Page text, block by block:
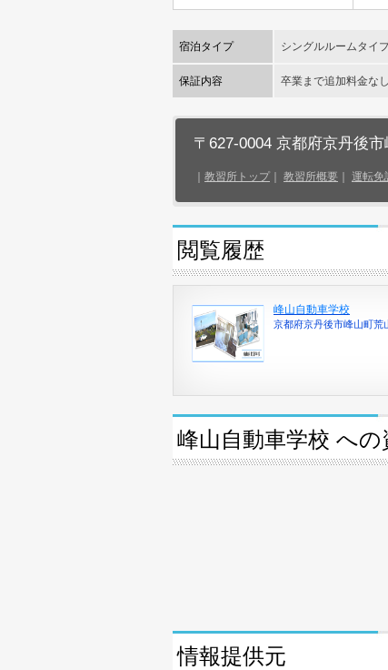
宿泊タイプ シングルルームタイ
保証内容 卒業まで追加料金なし
〒627-0004 京都府京丹後
教習所トップ 教習所概要 運転免
閲覧履歴
峰山自動車学校
京都府京丹後市峰山町荒
峰山自動車学校 への
情報提供元